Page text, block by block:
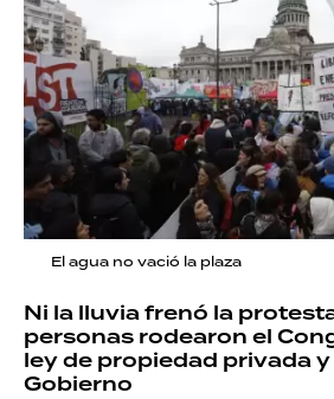
El agua no vació la plaza
Ni la lluvia frenó la
personas rodearon el
ley de propiedad privada
Gobierno